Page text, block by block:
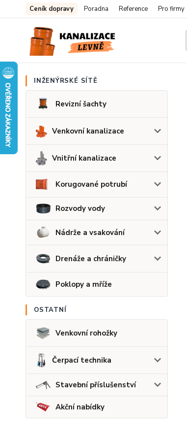
Ceník dopravy Poradna Reference Pro firmy
INŽENÝRSKÉ SÍTĚ
Revizní šachty
Venkovní kanalizace
Vnitřní kanalizace
Korugované potrubí
Rozvody vody
Nádrže a vsakování
Drenáže a chráničky
Poklopy a mříže
OSTATNÍ
Venkovní rohožky
Čerpací technika
Stavební příslušenství
Akční nabídky